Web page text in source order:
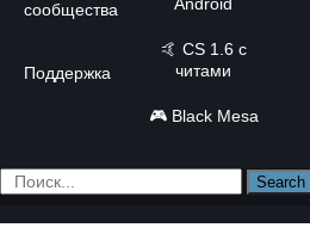
сообщества
Поддержка
🤙 CS 1.6 с
читами
🎮 Black Mesa
Search